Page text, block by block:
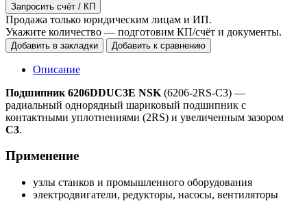
Запросить счёт / КП
Продажа только юридическим лицам и ИП.
Укажите количество — подготовим КП/счёт и документы.
Добавить в закладки Добавить к сравнению
Описание
Подшипник 6206DDUC3E NSK (6206-2RS-C3) —
радиальный однорядный шариковый подшипник с
контактными уплотнениями (2RS) и увеличенным зазором
C3.
Применение
узлы станков и промышленного оборудования
электродвигатели, редукторы, насосы, вентиляторы